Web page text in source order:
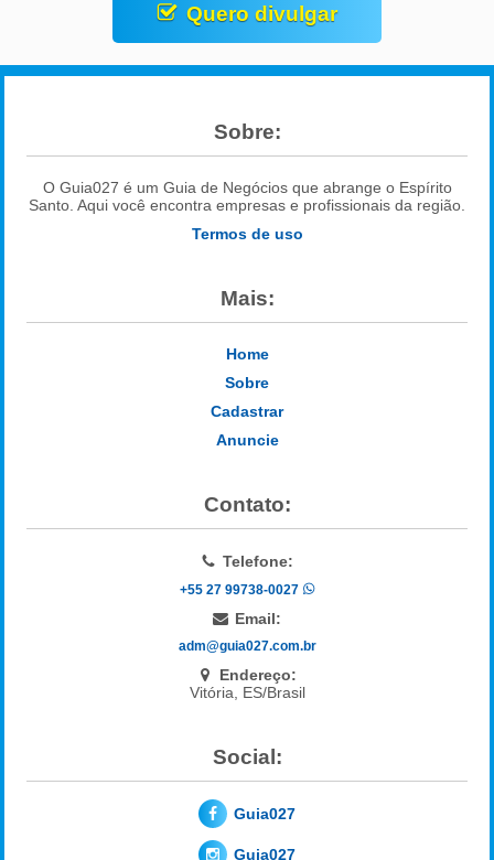
Quero divulgar
Sobre:
O Guia027 é um Guia de Negócios que abrange o Espírito
Santo. Aqui você encontra empresas e profissionais da região.
Termos de uso
Mais:
Home
Sobre
Cadastrar
Anuncie
Contato:
Telefone:
+55 27 99738-0027
Email:
adm@guia027.com.br
Endereço:
Vitória, ES/Brasil
Social:
Guia027
Guia027